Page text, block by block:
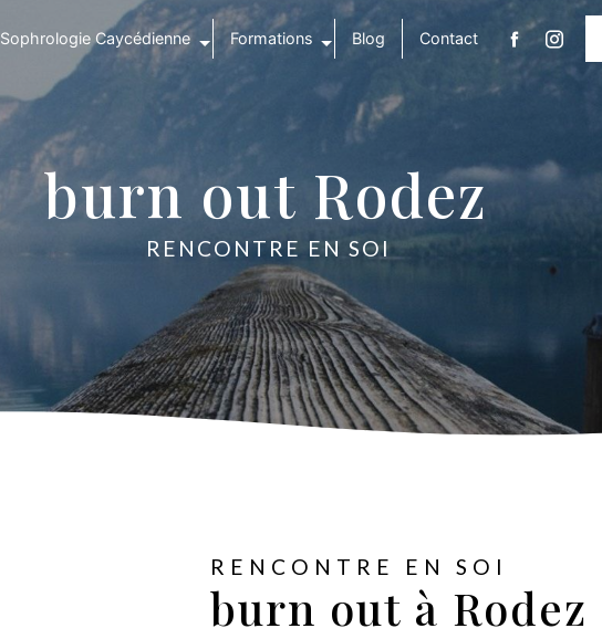
Sophrologie Caycédienne Formations Blog Contact
burn out Rodez
RENCONTRE EN SOI
RENCONTRE EN SOI
burn out à Rodez